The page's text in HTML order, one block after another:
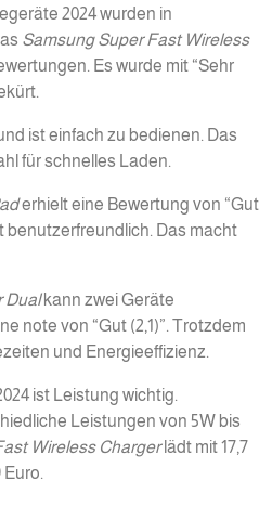
2024 wurden in
Samsung Super Fast Wireless
Es wurde mit “Sehr
ist einfach zu bedienen. Das
für schnelles Laden.
erhielt eine Bewertung von “Gut
benutzerfreundlich. Das macht
Dualkann zwei Geräte
note von “Gut (2,1)”. Trotzdem
und Energieeffizienz.
ist Leistung wichtig.
Leistungen von 5W bis
Wireless Chargerlädt mit 17,7